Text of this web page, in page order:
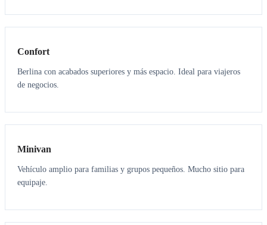
3 3
Confort
Berlina con acabados superiores y más espacio. Ideal para viajeros
de negocios.
6 5
Minivan
Vehículo amplio para familias y grupos pequeños. Mucho sitio para
equipaje.
7 7